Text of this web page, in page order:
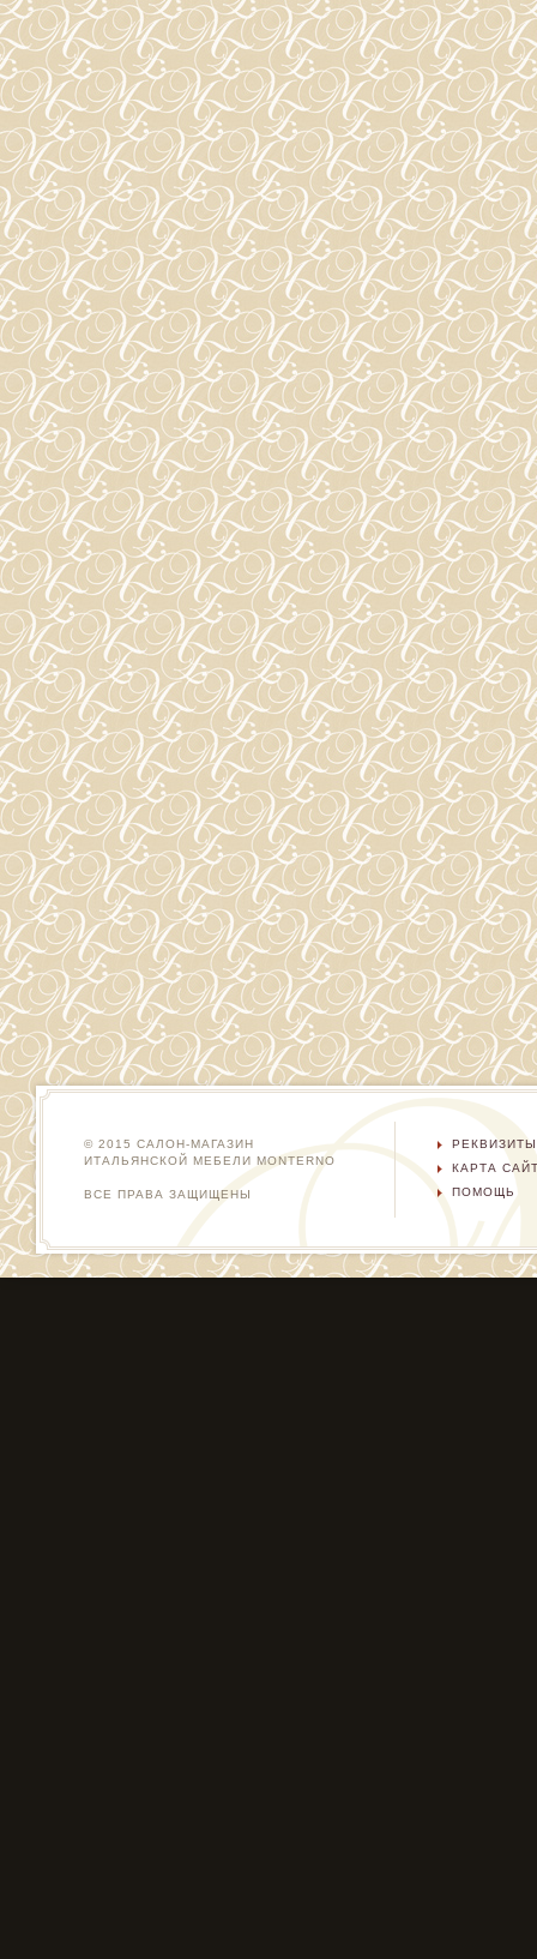
© 2015 САЛОН-МАГАЗИН
ИТАЛЬЯНСКОЙ МЕБЕЛИ MONTERNO
ВСЕ ПРАВА ЗАЩИЩЕНЫ
РЕКВИЗИТЫ
КАРТА
ПОМОЩЬ